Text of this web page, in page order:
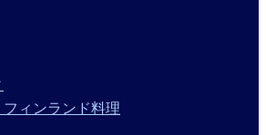
ィンランド料理